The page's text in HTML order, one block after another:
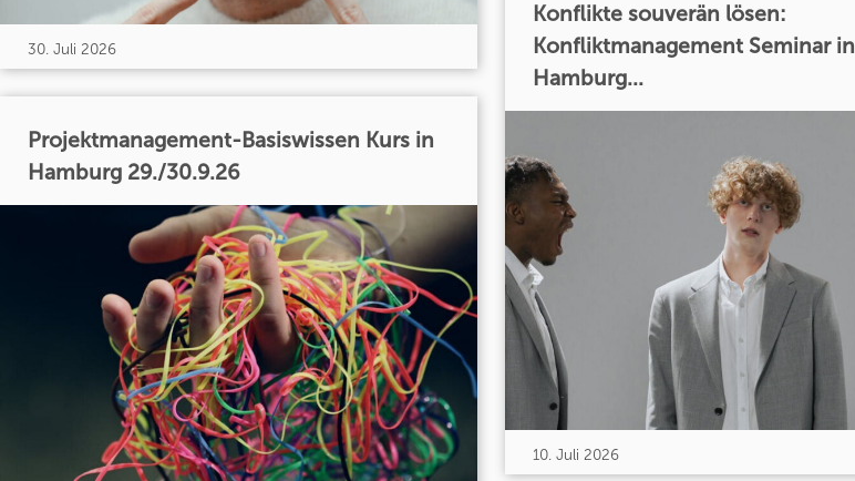
30. Juli 2026
Projektmanagement-Basiswissen Kurs in
Hamburg 29./30.9.26
Konflikte souverän lösen:
Konfliktmanagement Seminar in
Hamburg...
10. Juli 2026